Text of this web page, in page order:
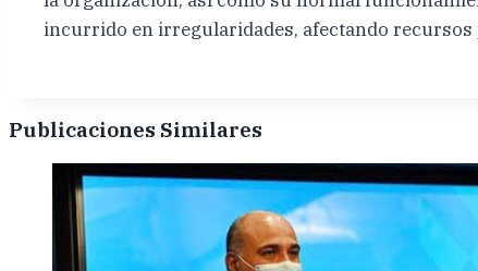
incurrido en irregularidades, afectando recursos
Publicaciones Similares